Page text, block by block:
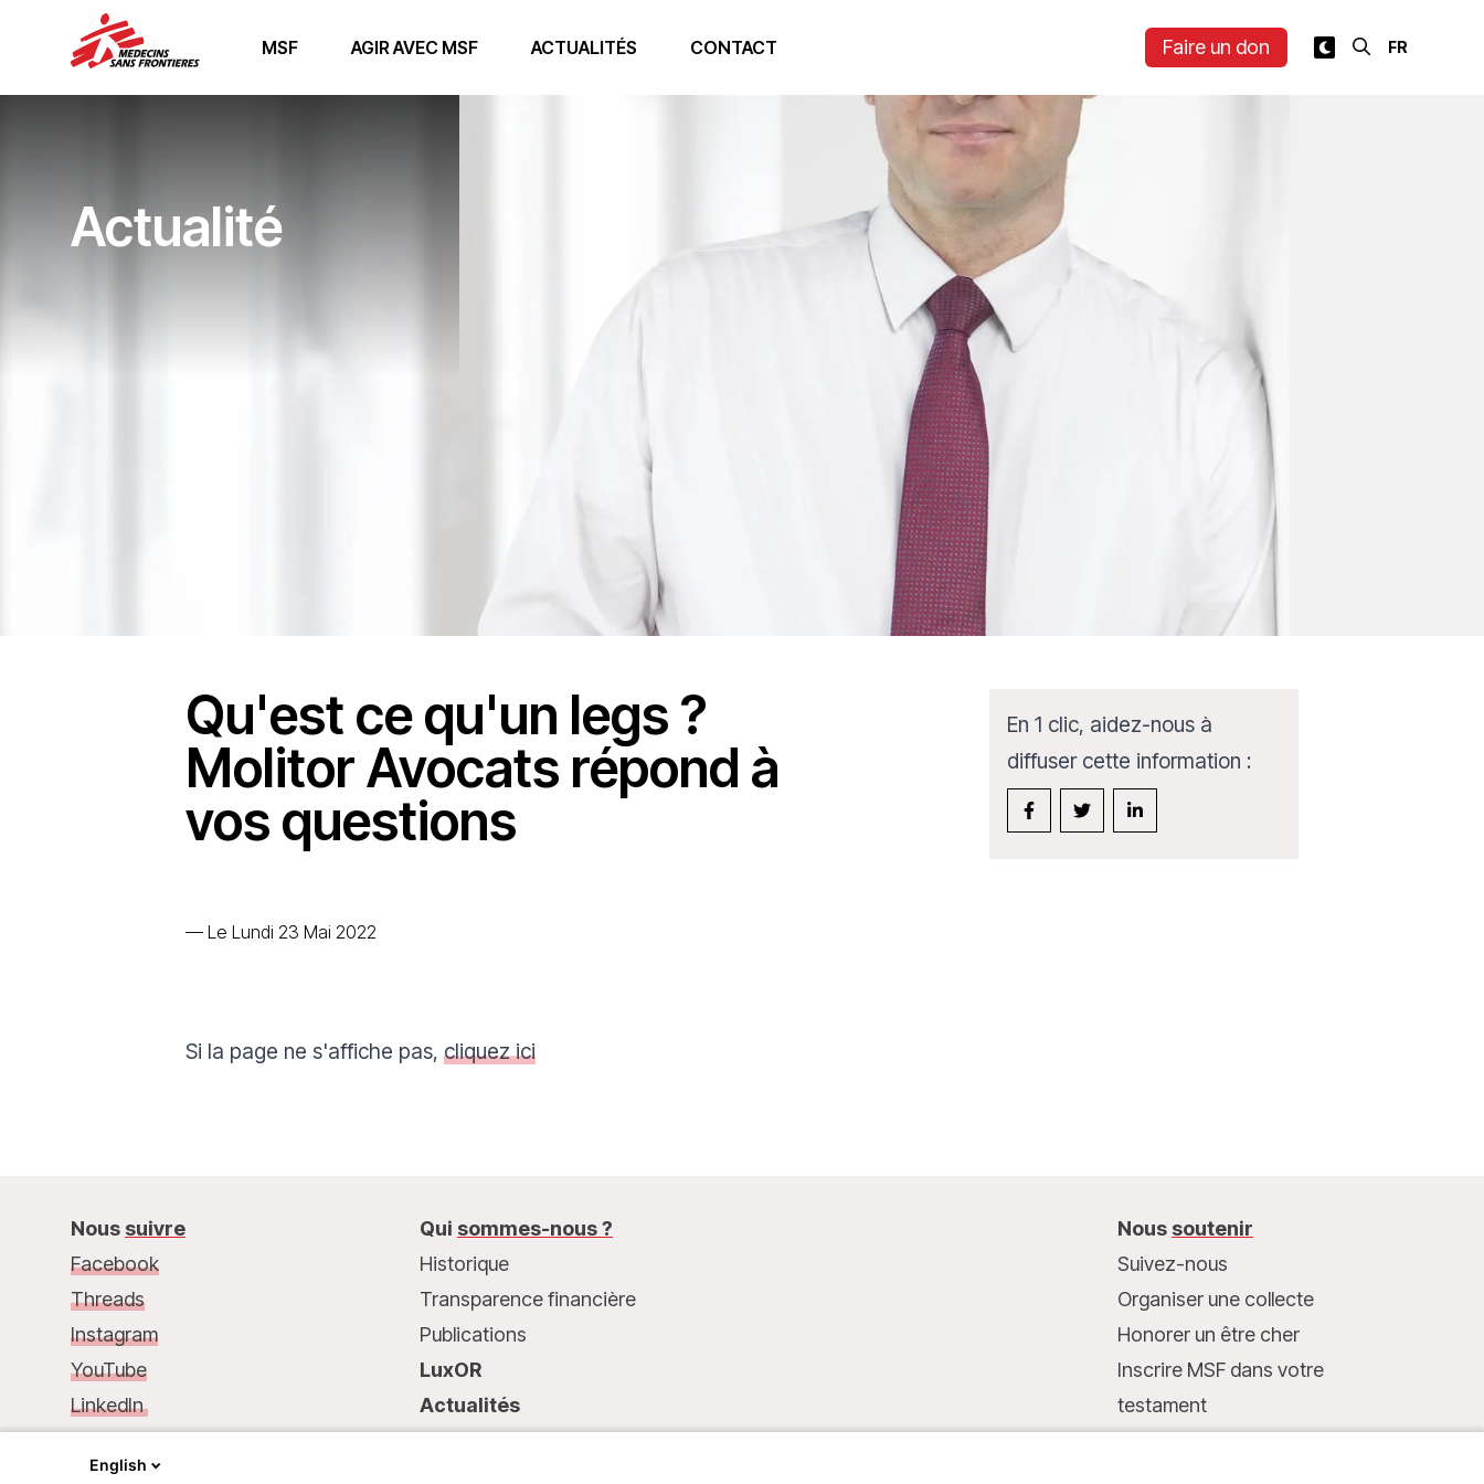
MSF AGIR AVEC MSF ACTUALITÉS CONTACT Faire un don
Actualité
Qu'est ce qu'un legs ?
Molitor Avocats répond à
vos questions
— Le Lundi 23 Mai 2022
En 1 clic, aidez-nous à
diffuser cette information :
Si la page ne s'affiche pas, cliquez ici
Nous suivre
Facebook
Threads
Instagram
YouTube
LinkedIn
68, rue de Gasperich
Qui sommes-nous ?
Historique
Transparence financière
Publications
LuxOR
Actualités
Nous soutenir
Suivez-nous
Organiser une collecte
Honorer un être cher
Inscrire MSF dans votre
testament
English